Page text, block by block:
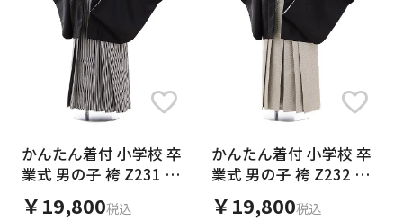
かんたん着付 小学校 卒
業式 男の子 袴 Z231 黒
地菱柄紋付×白黒縞袴
￥19,800税込
かんたん着付 小学校 卒
業式 男の子 袴 Z232 黒
地菱柄紋付×ｸﾞﾚｰ袴
￥19,800税込